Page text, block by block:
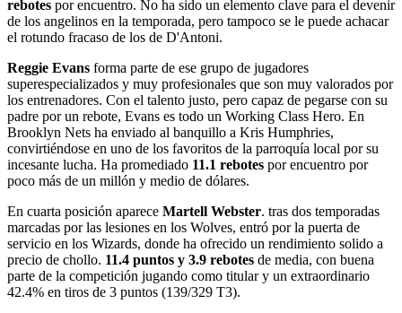
rebotes por encuentro. No ha sido un elemento clave para el devenir
de los angelinos en la temporada, pero tampoco se le puede achacar
el rotundo fracaso de los de D'Antoni.
Reggie Evans forma parte de ese grupo de jugadores
superespecializados y muy profesionales que son muy valorados por
los entrenadores. Con el talento justo, pero capaz de pegarse con su
padre por un rebote, Evans es todo un Working Class Hero. En
Brooklyn Nets ha enviado al banquillo a Kris Humphries,
convirtiéndose en uno de los favoritos de la parroquía local por su
incesante lucha. Ha promediado 11.1 rebotes por encuentro por
poco más de un millón y medio de dólares.
En cuarta posición aparece Martell Webster. tras dos temporadas
marcadas por las lesiones en los Wolves, entró por la puerta de
servicio en los Wizards, donde ha ofrecido un rendimiento solido a
precio de chollo. 11.4 puntos y 3.9 rebotes de media, con buena
parte de la competición jugando como titular y un extraordinario
42.4% en tiros de 3 puntos (139/329 T3).